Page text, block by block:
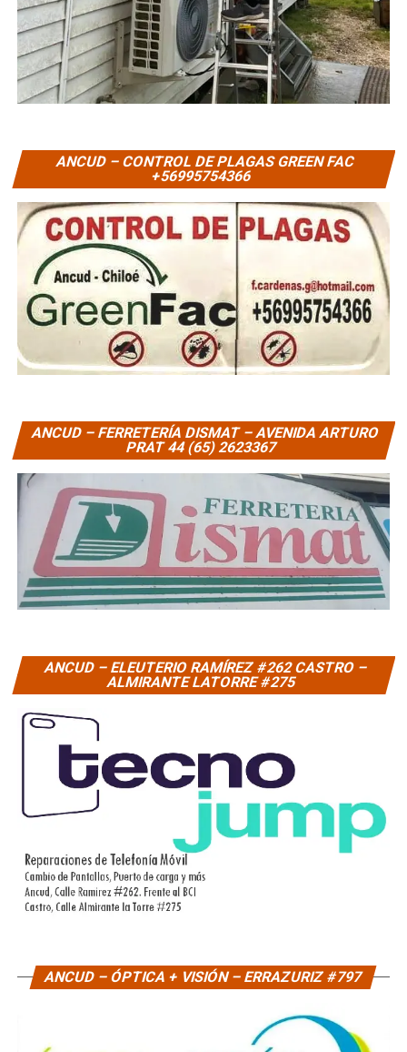
ANCUD – CONTROL DE PLAGAS GREEN FAC
+56995754366
ANCUD – FERRETERÍA DISMAT – AVENIDA ARTURO
PRAT 44 (65) 2623367
ANCUD – ELEUTERIO RAMÍREZ #262 CASTRO –
ALMIRANTE LATORRE #275
ANCUD – ÓPTICA + VISIÓN – ERRAZURIZ #797